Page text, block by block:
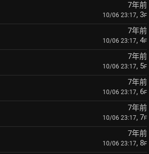
7年前
10/06 23:17, 3F
7年前
10/06 23:17, 4F
7年前
10/06 23:17, 5F
7年前
10/06 23:17, 6F
7年前
10/06 23:17, 7F
7年前
10/06 23:17, 8F